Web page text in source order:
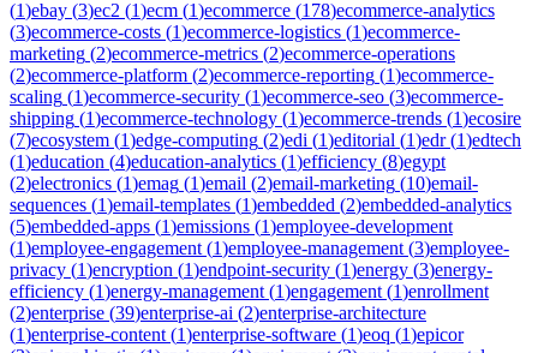
(1)ebay (3)ec2 (1)ecm (1)ecommerce (178)ecommerce-analytics
(3)ecommerce-costs (1)ecommerce-logistics (1)ecommerce-
marketing (2)ecommerce-metrics (2)ecommerce-operations
(2)ecommerce-platform (2)ecommerce-reporting (1)ecommerce-
scaling (1)ecommerce-security (1)ecommerce-seo (3)ecommerce-
shipping (1)ecommerce-technology (1)ecommerce-trends (1)ecosire
(7)ecosystem (1)edge-computing (2)edi (1)editorial (1)edr(1)edtech
(1)education (4)education-analytics (1)efficiency (8)egypt
(2)electronics (1)emag (1)email (2)email-marketing (10)email-
sequences (1)email-templates (1)embedded (2)embedded-analytics
(5)embedded-apps (1)emissions (1)employee-development
(1)employee-engagement (1)employee-management (3)employee-
privacy (1)encryption (1)endpoint-security (1)energy (3)energy-
efficiency (1)energy-management (1)engagement (1)enrollment
(2)enterprise (39)enterprise-ai (2)enterprise-architecture
(1)enterprise-content (1)enterprise-software (1)eoq (1)epicor